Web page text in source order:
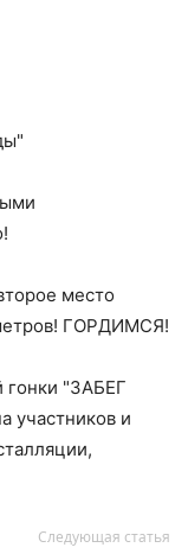
место
ГОРДИМСЯ!
гонки "ЗАБЕГ
участников и
Следующая статья